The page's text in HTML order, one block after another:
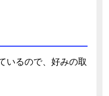
いるので、好みの取